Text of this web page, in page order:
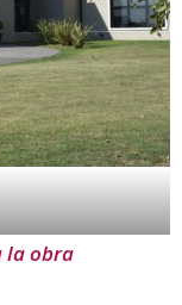
la obra